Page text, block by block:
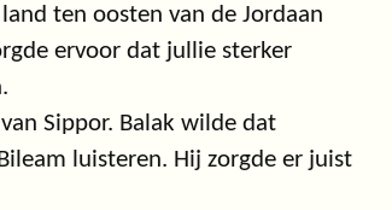
ten oosten van de Jordaan
ervoor dat jullie sterker
Sippor. Balak wilde dat
luisteren. Hij zorgde er juist